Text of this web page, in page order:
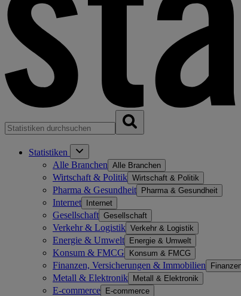
Statistiken
Alle Branchen Alle Branchen
Wirtschaft & Politik Wirtschaft & Politik
Pharma & Gesundheit Pharma & Gesundheit
Internet Internet
Gesellschaft Gesellschaft
Verkehr & Logistik Verkehr & Logistik
Energie & Umwelt Energie & Umwelt
Konsum & FMCG Konsum & FMCG
Finanzen, Versicherungen & Immobilien
Metall & Elektronik Metall & Elektronik
E-commerce E-commerce